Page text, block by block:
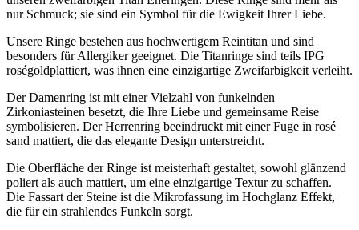
nur Schmuck; sie sind ein Symbol für die Ewigkeit Ihrer Liebe.
Unsere Ringe bestehen aus hochwertigem Reintitan und sind
besonders für Allergiker geeignet. Die Titanringe sind teils IPG
roségoldplattiert, was ihnen eine einzigartige Zweifarbigkeit verleiht.
Der Damenring ist mit einer Vielzahl von funkelnden
Zirkoniasteinen besetzt, die Ihre Liebe und gemeinsame Reise
symbolisieren. Der Herrenring beeindruckt mit einer Fuge in rosé
sand mattiert, die das elegante Design unterstreicht.
Die Oberfläche der Ringe ist meisterhaft gestaltet, sowohl glänzend
poliert als auch mattiert, um eine einzigartige Textur zu schaffen.
Die Fassart der Steine ist die Mikrofassung im Hochglanz Effekt,
die für ein strahlendes Funkeln sorgt.